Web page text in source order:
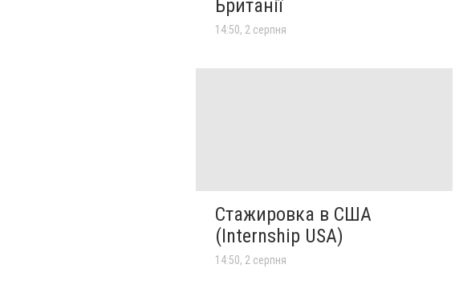
Британії
14:50, 2 серпня
Стажировка в США
(Internship USA)
14:50, 2 серпня